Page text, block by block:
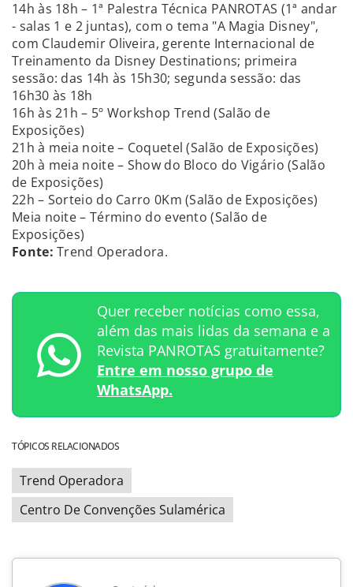
14h às 18h – 1ª Palestra Técnica PANROTAS (1ª andar
- salas 1 e 2 juntas), com o tema "A Magia Disney",
com Claudemir Oliveira, gerente Internacional de
Treinamento da Disney Destinations; primeira
sessão: das 14h às 15h30; segunda sessão: das
16h30 às 18h
16h às 21h – 5º Workshop Trend (Salão de
Exposições)
21h à meia noite – Coquetel (Salão de Exposições)
20h à meia noite – Show do Bloco do Vigário (Salão
de Exposições)
22h – Sorteio do Carro 0Km (Salão de Exposições)
Meia noite – Término do evento (Salão de
Exposições)
Fonte: Trend Operadora.
Quer receber notícias como essa,
além das mais lidas da semana e a
Revista PANROTAS gratuitamente?
Entre em nosso grupo de
WhatsApp.
TÓPICOS RELACIONADOS
Trend Operadora
Centro De Convenções Sulamérica